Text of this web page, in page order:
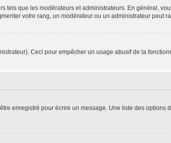
que les modérateurs et administrateurs. En général,
votre rang, un modérateur ou un administrateur peut
Ceci pour empêcher un usage abusif de la
enregistré pour écrire un message. Une liste des options